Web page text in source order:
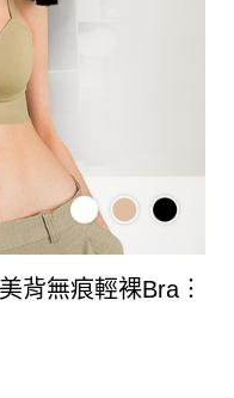
背無痕輕裸Bra︙